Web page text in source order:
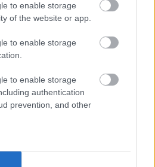
to enable storage
of the website or app.
to enable storage
to enable storage
authentication
prevention, and other
pletykákról